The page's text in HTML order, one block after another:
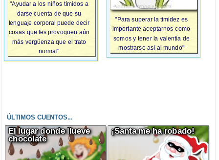
"Ayudar a los niños tímidos a
darse cuenta de que su
lenguaje corporal puede decir
cosas que les provoquen aún
más vergüenza que el trato
normal"
"Para superar la timidez es
importante aceptarnos como
somos y tener la valentía de
mostrarse así al mundo"
ÚLTIMOS CUENTOS...
El lugar donde llueve
chocolate
¡Santa me ha robado!